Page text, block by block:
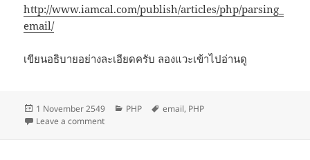
http://www.iamcal.com/publish/articles/php/parsing_
email/
เขียนอธิบายอย่างละเอียดครับ ลองแวะเข้าไปอ่านดู
Posted
on
1 November 2549 Categories
PHP Tags
email, PHP
Leave a commenton PHP : Parsing Email Adresses in PHP